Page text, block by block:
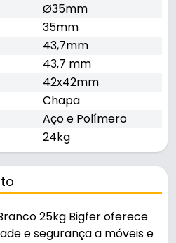
Ø35mm
35mm
43,7mm
43,7 mm
42x42mm
Chapa
Aço e Polímero
24kg
25kg Bigfer oferece
e segurança a móveis e